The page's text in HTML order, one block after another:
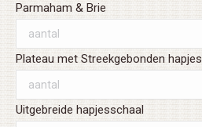
Parmaham & Brie
Plateau met Streekgebonden hapjes
Uitgebreide hapjesschaal